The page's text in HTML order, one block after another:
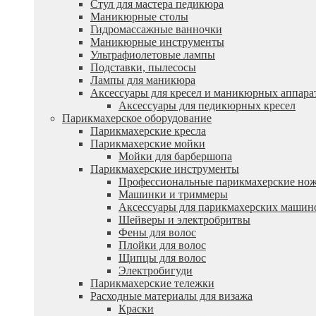
Стул для мастера педикюра
Маникюрные столы
Гидромассажные ванночки
Маникюрные инструменты
Ультрафиолетовые лампы
Подставки, пылесосы
Лампы для маникюра
Аксессуары для кресел и маникюрных
Аксессуары для педикюрных кресел
Парикмахерское оборудование
Парикмахерские кресла
Парикмахерские мойки
Мойки для барбершопа
Парикмахерские инструменты
Профессиональные парикмахерские
Машинки и триммеры
Аксессуары для парикмахерских
Шейверы и электробритвы
Фены для волос
Плойки для волос
Щипцы для волос
Электробигуди
Парикмахерские тележки
Расходные материалы для визажа
Краски